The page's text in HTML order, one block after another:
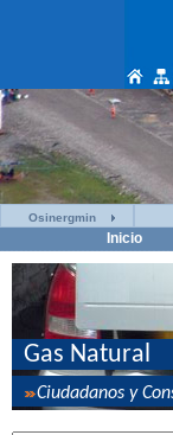
Osinergmin
Inicio